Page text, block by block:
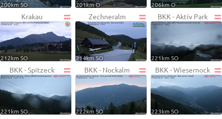
200km SO 201km O 206km O
Krakau
212km SO
Zechneralm
214km SO
BKK - Aktiv Park
221km SO
BKK - Spitzeck
221km SO
BKK - Nockalm
222km SO
BKK - Wiesernock
223km SO